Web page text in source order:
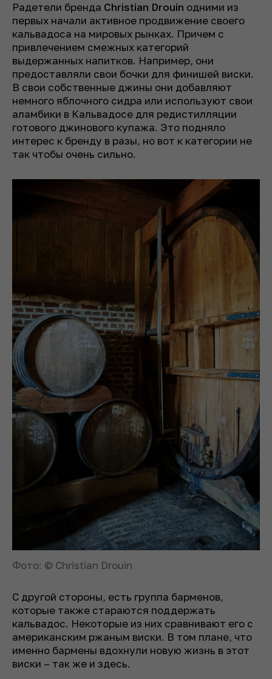
Радетели бренда Christian Drouin одними из
первых начали активное продвижение своего
кальвадоса на мировых рынках. Причем с
привлечением смежных категорий
выдержанных напитков. Например, они
предоставляли свои бочки для финишей виски.
В свои собственные джины они добавляют
немного яблочного сидра или используют свои
аламбики в Кальвадосе для редистилляции
готового джинового купажа. Это подняло
интерес к бренду в разы, но вот к категории не
так чтобы очень сильно.
Фото: © Christian Drouin
С другой стороны, есть группа барменов,
которые также стараются поддержать
кальвадос. Некоторые из них сравнивают его с
американским ржаным виски. В том плане, что
именно бармены вдохнули новую жизнь в этот
виски – так же и здесь.